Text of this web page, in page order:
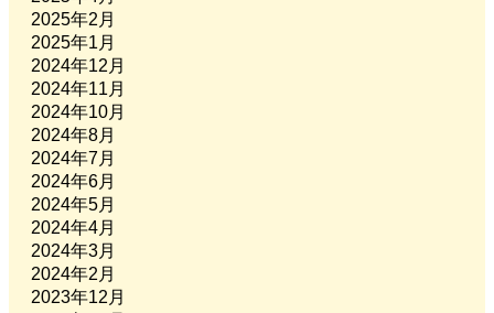
2025年2月
2025年1月
2024年12月
2024年11月
2024年10月
2024年8月
2024年7月
2024年6月
2024年5月
2024年4月
2024年3月
2024年2月
2023年12月